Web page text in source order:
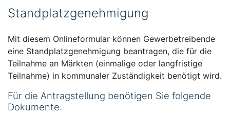
Standplatzgenehmigung
Mit diesem Onlineformular können Gewerbetreibende
eine Standplatzgenehmigung beantragen, die für die
Teilnahme an Märkten (einmalige oder langfristige
Teilnahme) in kommunaler Zuständigkeit benötigt wird.
Für die Antragstellung benötigen Sie folgende
Dokumente: